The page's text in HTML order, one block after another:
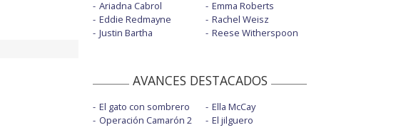
Ariadna Cabrol
Eddie Redmayne
Justin Bartha
Emma Roberts
Rachel Weisz
Reese Witherspoon
AVANCES DESTACADOS
El gato con sombrero
Operación Camarón 2
Ella McCay
El jilguero